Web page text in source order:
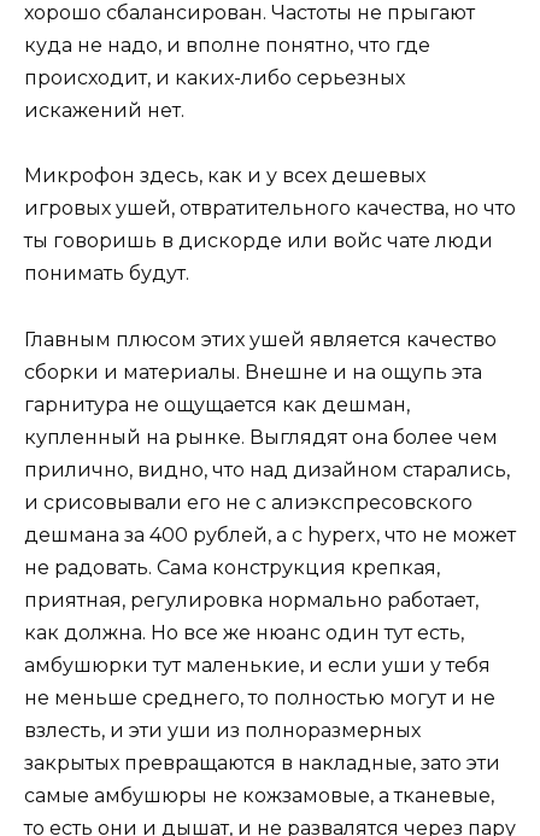
хорошо сбалансирован. Частоты не прыгают
куда не надо, и вполне понятно, что где
происходит, и каких-либо серьезных
искажений нет.
Микрофон здесь, как и у всех дешевых
игровых ушей, отвратительного качества, но что
ты говоришь в дискорде или войс чате люди
понимать будут.
Главным плюсом этих ушей является качество
сборки и материалы. Внешне и на ощупь эта
гарнитура не ощущается как дешман,
купленный на рынке. Выглядят она более чем
прилично, видно, что над дизайном старались,
и срисовывали его не с алиэкспресовского
дешмана за 400 рублей, а с hyperx, что не может
не радовать. Сама конструкция крепкая,
приятная, регулировка нормально работает,
как должна. Но все же нюанс один тут есть,
амбушюрки тут маленькие, и если уши у тебя
не меньше среднего, то полностью могут и не
взлесть, и эти уши из полноразмерных
закрытых превращаются в накладные, зато эти
самые амбушюры не кожзамовые, а тканевые,
то есть они и дышат, и не развалятся через пару